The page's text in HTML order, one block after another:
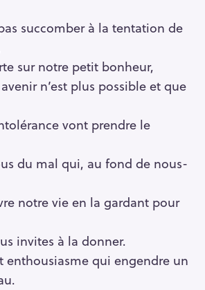
succomber à la tentation de
sur notre petit bonheur,
n’est plus possible et que
vont prendre le
du mal qui, au fond de nous-
notre vie en la gardant pour
invites à la donner.
enthousiasme qui engendre un